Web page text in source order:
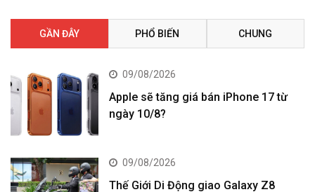
GẦN ĐÂY PHỔ BIẾN CHUNG
09/08/2026
Apple sẽ tăng giá bán iPhone 17 từ
ngày 10/8?
09/08/2026
Thế Giới Di Động giao Galaxy Z8